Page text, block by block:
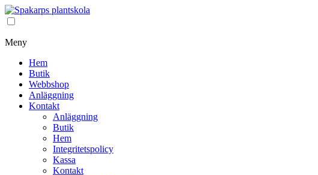
Meny
Hem
Butik
Webbshop
Anläggning
Kontakt
Anläggning
Butik
Hem
Integritetspolicy
Kassa
Kontakt